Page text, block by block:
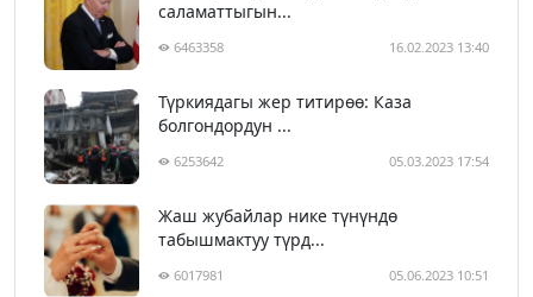
саламаттыгын...
6463358 16.02.2023 13:40
Түркиядагы жер титирөө: Каза
болгондордун ...
6253642 05.03.2023 17:54
Жаш жубайлар нике түнүндө
табышмактуу түрд...
6017981 05.06.2023 10:51